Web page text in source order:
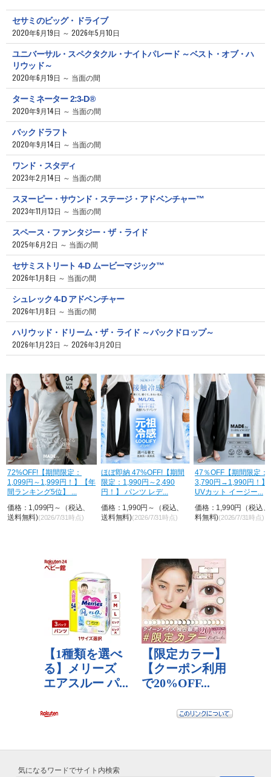
セサミのビッグ・ドライブ
2020年6月19日 ～ 2026年5月10日
ユニバーサル・スペクタクル・ナイトパレード ～ベスト・オブ・ハ
リウッド～
2020年6月19日 ～ 当面の間
ターミネーター 2:3-D®
2020年9月14日 ～ 当面の間
バックドラフト
2020年9月14日 ～ 当面の間
ワンド・スタディ
2023年2月14日 ～ 当面の間
スヌーピー・サウンド・ステージ・アドベンチャー™
2023年11月13日 ～ 当面の間
スペース・ファンタジー・ザ・ライド
2025年6月2日 ～ 当面の間
セサミストリート 4-D ムービーマジック™
2026年1月8日 ～ 当面の間
シュレック 4-D アドベンチャー
2026年1月8日 ～ 当面の間
ハリウッド・ドリーム・ザ・ライド ～バックドロップ～
2026年1月23日 ～ 2026年3月20日
72%OFF!【期間限定：
1,099円～1,999円！】【年
間ランキング5位】 ...
価格：1,099円～（税込、
送料無料)(2026/7/31時点)
ほぼ即納 47%OFF!【期間
限定：1,990円～2,490
円！】 パンツ レデ...
価格：1,990円～（税込、
送料無料)(2026/7/31時点)
47％OFF【期間限定：
3,790円→1,990円！】
UVカット イージー...
価格：1,990円（税込
料無料)(2026/7/31時点)
気になるワードでサイト内検索